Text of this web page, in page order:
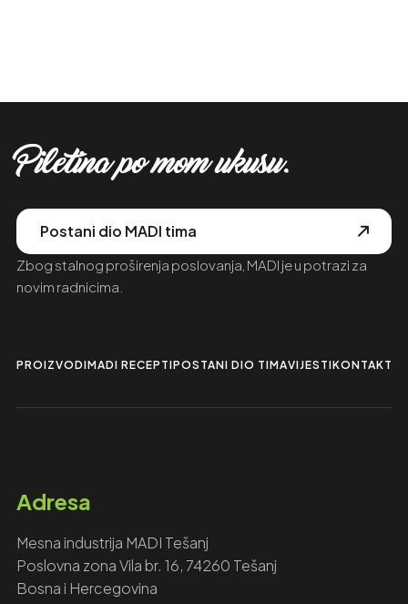
Piletina po mom ukusu.
Postani dio MADI tima
Zbog stalnog proširenja poslovanja, MADI je u potrazi za
novim radnicima.
PROIZVODIMADI RECEPTIPOSTANI DIO TIMAVIJESTI
Adresa
Mesna industrija MADI Tešanj
Poslovna zona Vila br. 16, 74260 Tešanj
Bosna i Hercegovina